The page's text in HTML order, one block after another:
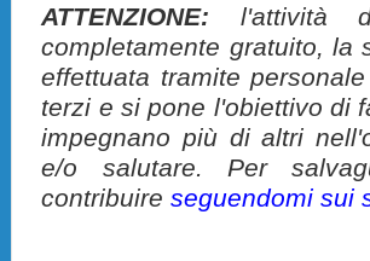
ATTENZIONE: l'attività
completamente gratuito, la
effettuata tramite
terzi e si pone l'obiettivo di
impegnano più di altri
e/o salutare. Per
contribuireseguendomi sui